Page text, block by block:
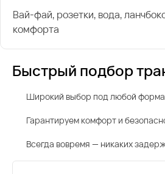
Вай-фай, розетки, вода,
комфорта
Быстрый подбор
Широкий выбор под любой
Гарантируем комфорт и
Всегда вовремя — никаких